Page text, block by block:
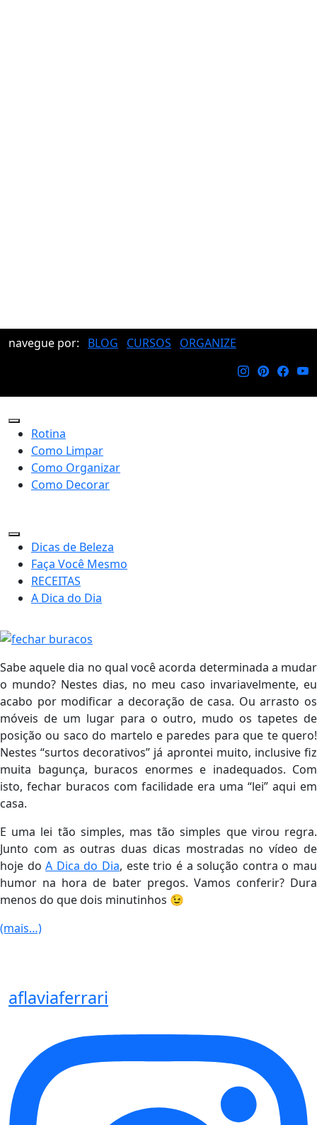
navegue por: BLOG CURSOS ORGANIZE
Rotina
Como Limpar
Como Organizar
Como Decorar
Dicas de Beleza
Faça Você Mesmo
RECEITAS
A Dica do Dia
Sabe aquele dia no qual você acorda determinada a mudar
o mundo? Nestes dias, no meu caso invariavelmente, eu
acabo por modificar a decoração de casa. Ou arrasto os
móveis de um lugar para o outro, mudo os tapetes de
posição ou saco do martelo e paredes para que te quero!
Nestes “surtos decorativos” já aprontei muito, inclusive fiz
muita bagunça, buracos enormes e inadequados. Com
isto, fechar buracos com facilidade era uma “lei” aqui em
casa.
E uma lei tão simples, mas tão simples que virou regra.
Junto com as outras duas dicas mostradas no vídeo de
hoje doA Dica do Dia, este trio é a solução contra o mau
humor na hora de bater pregos. Vamos conferir? Dura
menos do que dois minutinhos 😉
(mais…)
aflaviaferrari